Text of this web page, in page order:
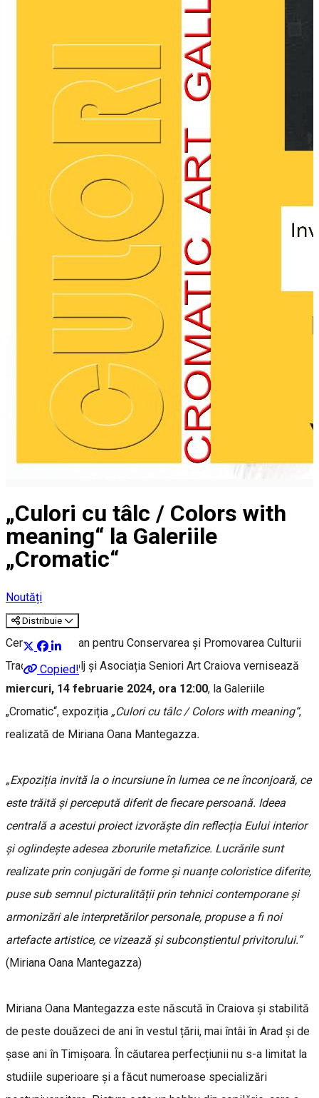
„Culori cu tâlc / Colors with
meaning“ la Galeriile
„Cromatic“
Noutăți
Distribuie
Copied!
Centrul Judeţean pentru Conservarea şi Promovarea Culturii
Tradiţionale Dolj și Asociația Seniori Art Craiova vernisează
miercuri, 14 februarie 2024, ora 12:00, la Galeriile
„Cromatic“, expoziția „Culori cu tâlc / Colors with meaning“,
realizată de Miriana Oana Mantegazza.
„Expoziția invită la o incursiune în lumea ce ne înconjoară, ce
este trăită și percepută diferit de fiecare persoană. Ideea
centrală a acestui proiect izvorăște din reflecția Eului interior
și oglindește adesea zborurile metafizice. Lucrările sunt
realizate prin conjugări de forme și nuanțe coloristice diferite,
puse sub semnul picturalității prin tehnici contemporane și
armonizări ale interpretărilor personale, propuse a fi noi
artefacte artistice, ce vizează și subconștientul privitorului.“
(Miriana Oana Mantegazza)
Miriana Oana Mantegazza este născută în Craiova și stabilită
de peste douăzeci de ani în vestul țării, mai întâi în Arad și de
șase ani în Timișoara. În căutarea perfecțiunii nu s-a limitat la
studiile superioare și a făcut numeroase specializări